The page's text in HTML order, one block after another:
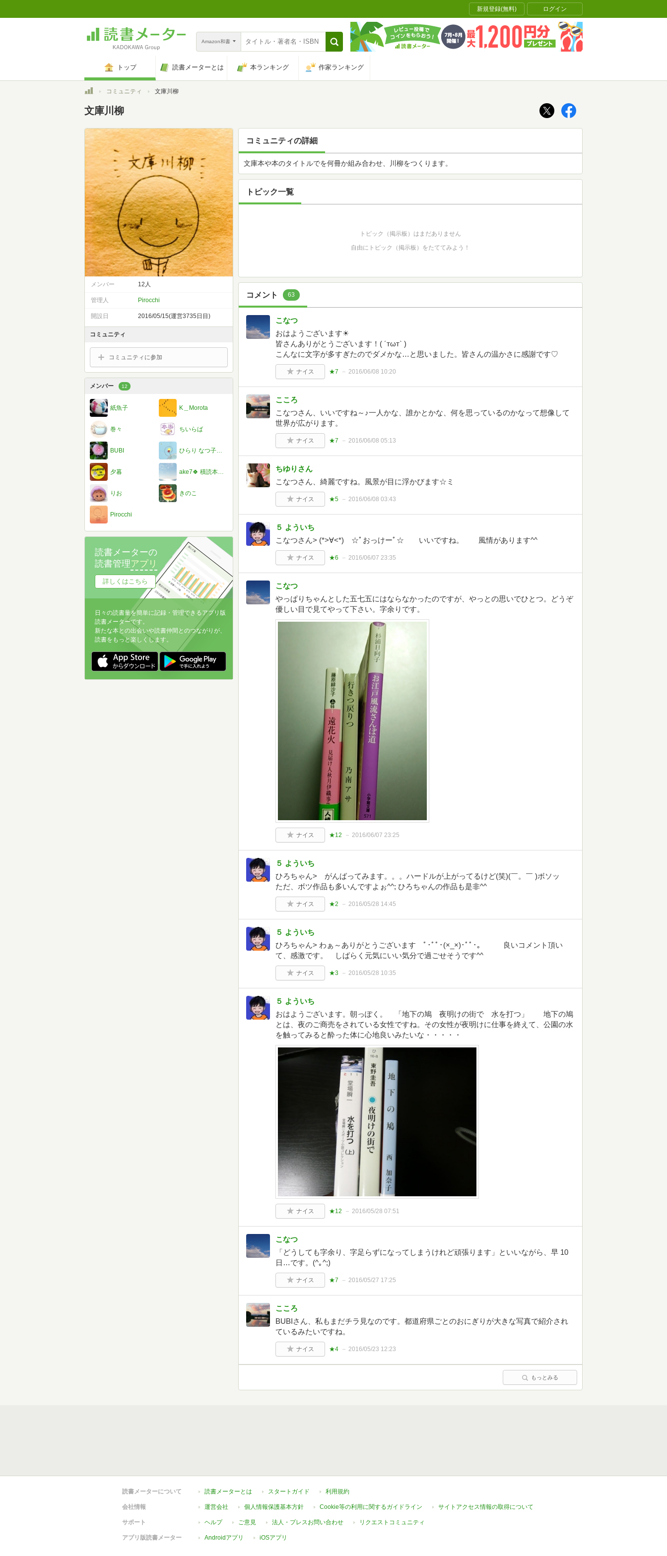
新規登録(無料) ログイン
Amazon和書
トップ 読書メーターとは 本ランキング 作家ランキング
トップコミュニティ 文庫川柳
文庫川柳
コミュニティの詳細
文庫本や本のタイトルでを何冊か組み合わせ、川柳をつくります。
トピック一覧
トピック（掲示板）はまだありません
自由にトピック（掲示板）をたててみよう！
コメント 63
こなつ
おはようございます☀
皆さんありがとうございます！( ´тωт` )
こんなに文字が多すぎたのでダメかな…と思いました。皆さんの温かさに感謝です♡
ナイス ★7 2016/06/08 10:20
こころ
こなつさん、いいですね～♪一人かな、誰かとかな、何を思っているのかなって想像して
世界が広がります。
ナイス ★7 2016/06/08 05:13
ちゆりさん
こなつさん、綺麗ですね。風景が目に浮かびます☆ミ
ナイス ★5 2016/06/08 03:43
５ よういち
こなつさん> (*>∀<*)ゞ☆ﾟおっけーﾟ☆ いいですね。 風情があります^^
ナイス ★6 2016/06/07 23:35
こなつ
やっぱりちゃんとした五七五にはならなかったのですが、やっとの思いでひとつ。どうぞ
優しい目で見てやって下さい。字余りです。
ナイス ★12 2016/06/07 23:25
５ よういち
ひろちゃん> がんばってみます。。。ハードルが上がってるけど(笑)(￣。￣ )ボソッ
ただ、ボツ作品も多いんですよぉ^^; ひろちゃんの作品も是非^^
ナイス ★2 2016/05/28 14:45
５ よういち
ひろちゃん> わぁ～ありがとうございます ﾟ･ﾟﾟ･(×_×)･ﾟﾟ･｡ 良いコメント頂い
て、感激です。 しばらく元気にいい気分で過ごせそうです^^
ナイス ★3 2016/05/28 10:35
５ よういち
おはようございます。朝っぽく。 「地下の鳩 夜明けの街で 水を打つ」 地下の鳩
とは、夜のご商売をされている女性ですね。その女性が夜明けに仕事を終えて、公園の水
を触ってみると酔った体に心地良いみたいな・・・・・
ナイス ★12 2016/05/28 07:51
こなつ
「どうしても字余り、字足らずになってしまうけれど頑張ります」といいながら、早 10
日…です。(^｡^;)
ナイス ★7 2016/05/27 17:25
こころ
BUBIさん、私もまだチラ見なのです。都道府県ごとのおにぎりが大きな写真で紹介され
ているみたいですね。
ナイス ★4 2016/05/23 12:23
もっとみる
メンバー 12人
管理人 Pirocchi
開設日 2016/05/15(運営3735日目)
コミュニティ
コミュニティに参加
メンバー 12
紙魚子 K＿Morota
巻々 ちいらば
BUBI ひらり なつ子@療養中 気持ちは元気
夕暮 ake7🍀 積読本まだまだ消化中
りお きのこ
Pirocchi
読書メーターの
読書管理アプリ
詳しくはこちら
日々の読書量を簡単に記録・管理できるアプリ版
読書メーターです。
新たな本との出会いや読書仲間とのつながりが、
読書をもっと楽しくします。
読書メーターについて 読書メーターとは スタートガイド 利用規約
会社情報 運営会社 個人情報保護基本方針 Cookie等の利用に関するガイドライン サイトアクセス情報の取得について
サポート ヘルプ ご意見 法人・プレスお問い合わせ リクエストコミュニティ
アプリ版読書メーター Androidアプリ iOSアプリ